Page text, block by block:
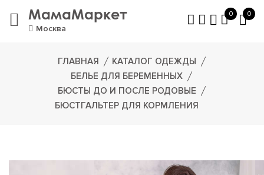
МамаМаркет
Москва
0 0
ГЛАВНАЯ
КАТАЛОГ ОДЕЖДЫ
БЕЛЬЕ ДЛЯ БЕРЕМЕННЫХ
БЮСТЫ ДО И ПОСЛЕ РОДОВЫЕ
БЮСТГАЛЬТЕР ДЛЯ КОРМЛЕНИЯ